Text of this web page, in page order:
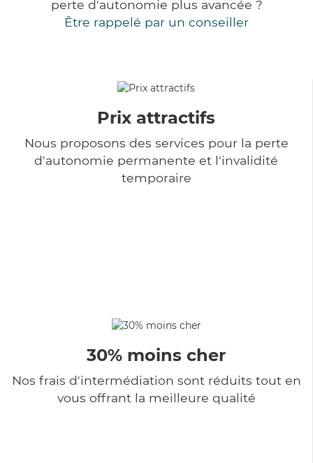
perte d'autonomie plus avancée ?
Être rappelé par un conseiller
Prix attractifs
Nous proposons des services pour la perte
d'autonomie permanente et l'invalidité
temporaire
30% moins cher
Nos frais d'intermédiation sont réduits tout en
vous offrant la meilleure qualité